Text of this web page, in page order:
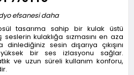
efsanesi daha
tasarıma sahip bir kulak üstü
seslerin kulaklığa sızmasını en aza
sesin dışarıya çıkışını
bir ses izlasyonu sağlar.
ve uzun süreli kullanım konforu,